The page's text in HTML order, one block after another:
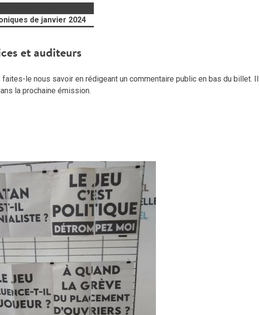
de janvier 2024
et auditeurs
le nous savoir en rédigeant un commentaire public en bas du billet. Il
la prochaine émission.